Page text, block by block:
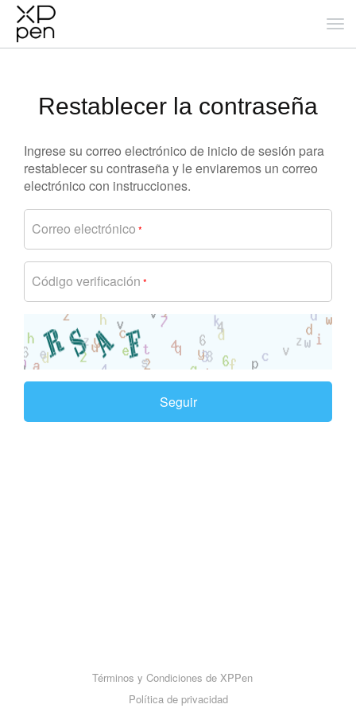
Restablecer la contraseña
Ingrese su correo electrónico de inicio de sesión para
restablecer su contraseña y le enviaremos un correo
electrónico con instrucciones.
Correo electrónico *
Código verificación *
Seguir
Términos y Condiciones de XPPen
Política de privacidad